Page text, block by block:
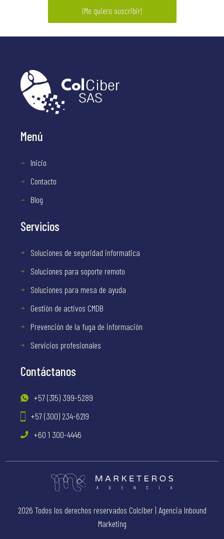
Menú
Inicio
Contacto
Blog
Servicios
Soluciones de seguridad informatica
Soluciones para soporte remoto
Soluciones para mesa de ayuda
Gestión de activos CMDB
Prevención de la fuga de información
Servicios profesionales
Contáctanos
+57 (315) 399-5289
+57 (300) 234-6219
+60 1 300-4446
2026 Todos los derechos reservados Colciber | Agencia Inbound
Marketing